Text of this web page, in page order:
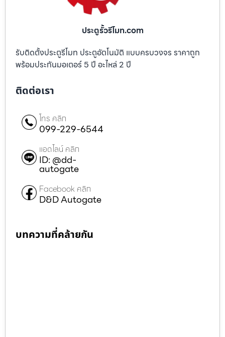
ประตูรั้วรีโมท.com
รับติดตั้งประตูรีโมท ประตูอัตโนมัติ แบบครบวงจร ราคาถูก
พร้อมประกันมอเตอร์ 5 ปี อะไหล่ 2 ปี
ติดต่อเรา
โทร คลิก
099-229-6544
แอดไลน์ คลิก
ID: @dd-
autogate
Facebook คลิก
D&D Autogate
บทความที่คล้ายกัน